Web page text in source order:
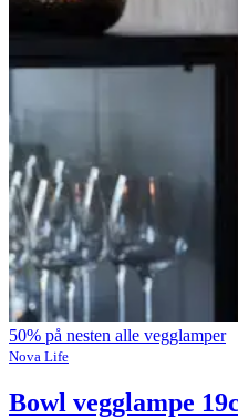
50% på nesten alle vegglamper
Nova Life
Bowl vegglampe